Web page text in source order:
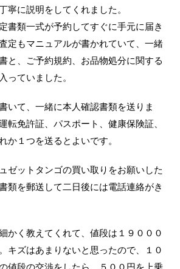
寧に説明をしてくれました。
書類一式が予約してすぐに手元に届き
定もマニュアルが書かれていて、一緒
と、ご予約規約、お品物処分に関する
っていました。
いて、一緒に本人確認書類を送りま
転免許証、パスポート、健康保険証、
か１つを送るとよいです。
ゼットタンゴの買い取りをお願いした
類を郵送して二日後には電話連絡がき
かく教えてくれて、値段は１９０００
キズはあまりないと思ったので、１０